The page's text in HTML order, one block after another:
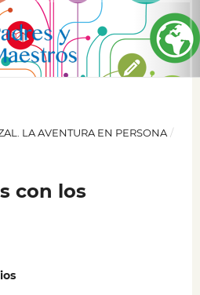
LA AVENTURA EN PERSONA /
con los